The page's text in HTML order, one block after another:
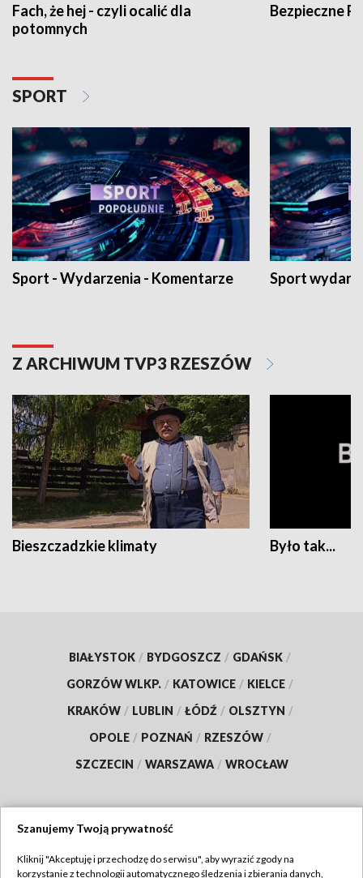
Fach, że hej - czyli ocalić dla
potomnych
Bezpieczne
SPORT
Sport - Wydarzenia - Komentarze Sport
Z ARCHIWUM TVP3 RZESZÓW
Bieszczadzkie klimaty Było tak...
BIAŁYSTOK / BYDGOSZCZ / GDAŃSK /
GORZÓW WLKP. / KATOWICE / KIELCE /
KRAKÓW / LUBLIN / ŁÓDŹ / OLSZTYN /
OPOLE / POZNAŃ / RZESZÓW /
SZCZECIN / WARSZAWA / WROCŁAW
Szanujemy Twoją prywatność
Kliknij "Akceptuję i przechodzę do serwisu", aby wyrazić zgody na
korzystanie z technologii automatycznego śledzenia i zbierania danych,